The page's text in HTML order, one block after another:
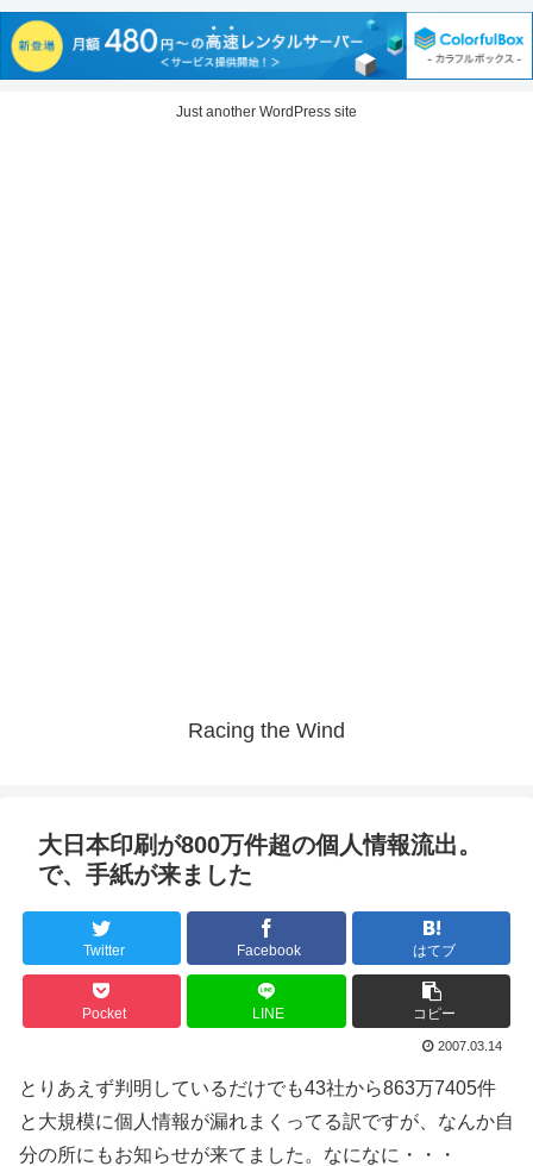
Just another WordPress site
Racing the Wind
大日本印刷が800万件超の個人情報流出。
で、手紙が来ました
Twitter Facebook はてブ
Pocket LINE コピー
2007.03.14
とりあえず判明しているだけでも43社から863万7405件
と大規模に個人情報が漏れまくってる訳ですが、なんか自
分の所にもお知らせが来てました。なになに・・・